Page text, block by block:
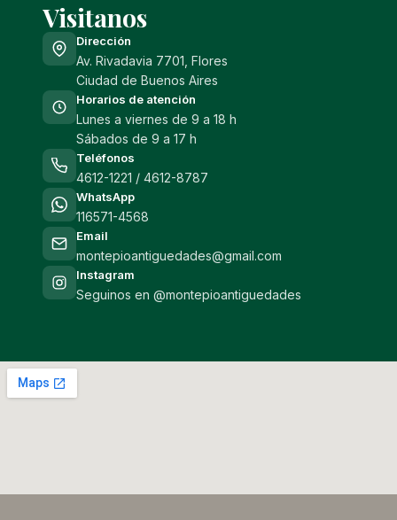
Visitanos
Dirección
Av. Rivadavia 7701, Flores
Ciudad de Buenos Aires
Horarios de atención
Lunes a viernes de 9 a 18 h
Sábados de 9 a 17 h
Teléfonos
4612-1221 / 4612-8787
WhatsApp
116571-4568
Email
montepioantiguedades@gmail.com
Instagram
Seguinos en @montepioantiguedades